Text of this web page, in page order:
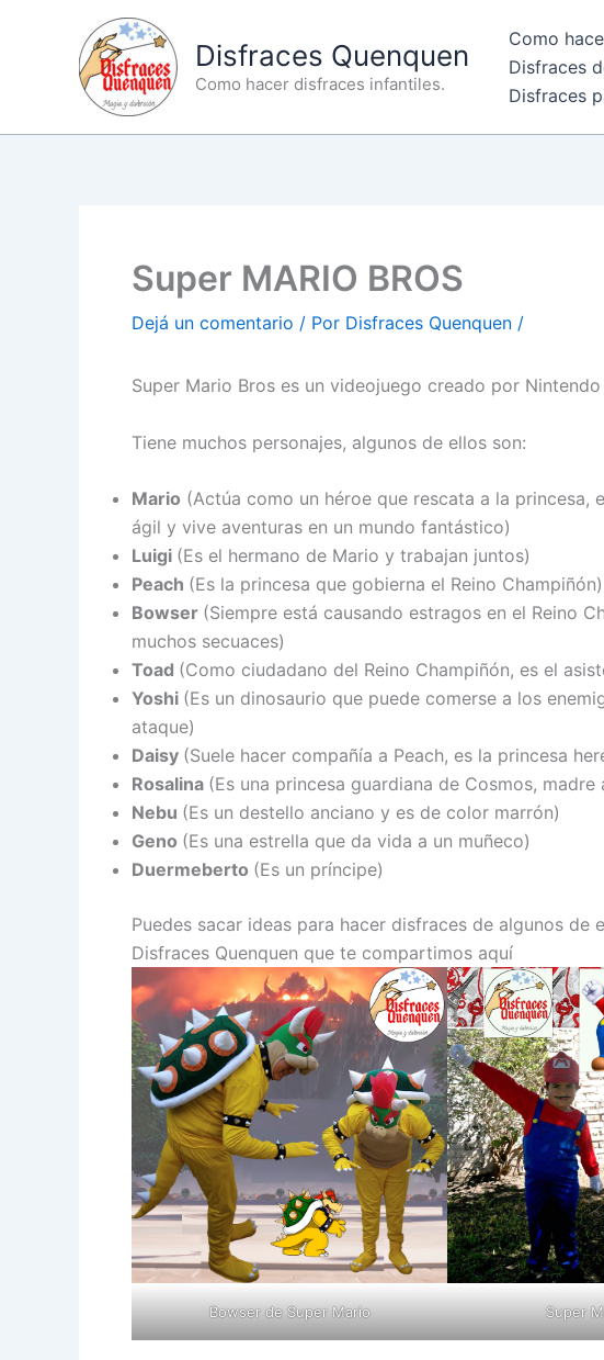
contenido
Disfraces Quenquen
Como hacer disfraces infantiles.
Como
Disfraces
Disfraces
Super MARIO BROS
Dejá un comentario / Por Disfraces Quenquen /
Super Mario Bros es un videojuego creado por
Tiene muchos personajes, algunos de ellos son:
Mario (Actúa como un héroe que rescata a la
ágil y vive aventuras en un mundo fantástico)
Luigi (Es el hermano de Mario y trabajan juntos)
Peach (Es la princesa que gobierna el Reino Champiñón)
Bowser (Siempre está causando estragos en el Reino
muchos secuaces)
Toad (Como ciudadano del Reino Champiñón, es el
Yoshi (Es un dinosaurio que puede comerse a los
ataque)
Daisy (Suele hacer compañía a Peach, es la princesa
Rosalina (Es una princesa guardiana de Cosmos,
Nebu (Es un destello anciano y es de color marrón)
Geno (Es una estrella que da vida a un muñeco)
Duermeberto (Es un príncipe)
Puedes sacar ideas para hacer disfraces de algunos
Disfraces Quenquen que te compartimos aquí
Bowser de Super Mario Super